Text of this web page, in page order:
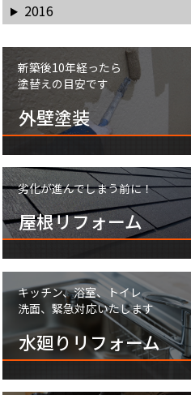
2016
新築後10年経ったら
塗替えの目安です
外壁塗装
劣化が進んでしまう前に！
屋根リフォーム
キッチン、浴室、トイレ
洗面、緊急対応いたします
水廻りリフォーム